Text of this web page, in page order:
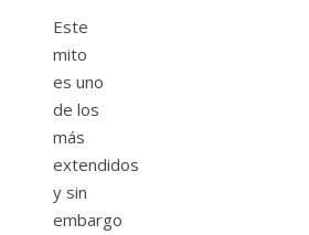
Este
mito
es uno
de los
más
extendidos
y sin
embargo